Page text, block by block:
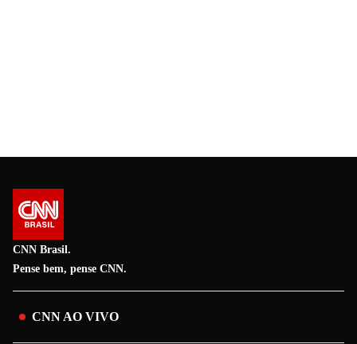
CNN Brasil.
Pense bem, pense CNN.
CNN AO VIVO